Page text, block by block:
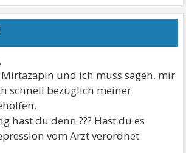
und ich muss sagen, mir
schnell bezüglich meiner
hast du denn ??? Hast du es
vom Arzt verordnet